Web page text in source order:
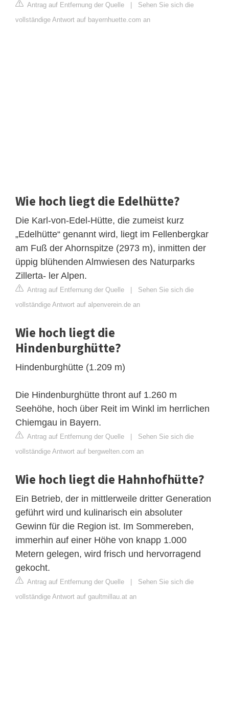
Antrag auf Entfernung der Quelle | Sehen Sie sich die
vollständige Antwort auf bayernhuette.com an
Wie hoch liegt die Edelhütte?
Die Karl-von-Edel-Hütte, die zumeist kurz
„Edelhütte“ genannt wird, liegt im Fellenbergkar
am Fuß der Ahornspitze (2973 m), inmitten der
üppig blühenden Almwiesen des Naturparks
Zillerta- ler Alpen.
Antrag auf Entfernung der Quelle | Sehen Sie sich die
vollständige Antwort auf alpenverein.de an
Wie hoch liegt die
Hindenburghütte?
Hindenburghütte (1.209 m)
Die Hindenburghütte thront auf 1.260 m
Seehöhe, hoch über Reit im Winkl im herrlichen
Chiemgau in Bayern.
Antrag auf Entfernung der Quelle | Sehen Sie sich die
vollständige Antwort auf bergwelten.com an
Wie hoch liegt die Hahnhofhütte?
Ein Betrieb, der in mittlerweile dritter Generation
geführt wird und kulinarisch ein absoluter
Gewinn für die Region ist. Im Sommereben,
immerhin auf einer Höhe von knapp 1.000
Metern gelegen, wird frisch und hervorragend
gekocht.
Antrag auf Entfernung der Quelle | Sehen Sie sich die
vollständige Antwort auf gaultmillau.at an